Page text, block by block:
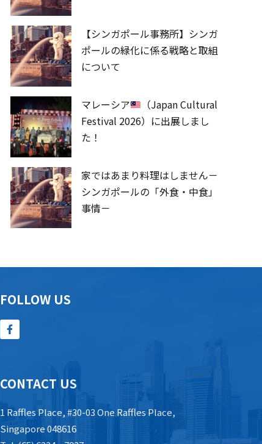
【シンガポール事務所】シンガ
ポールの緑化に係る戦略と取組
について
マレーシア
（Japan Cultural
Festival 2026）に出展しまし
た！
家ではあまり料理はしません－
シンガポールの「外食・中食」
事情－
FOLLOW US
CONTACT US
1 Raffles Place, #30-03 One Raffles Place,
Singapore 048616